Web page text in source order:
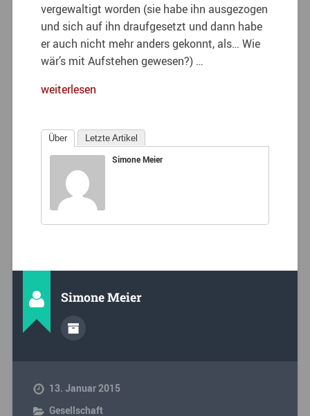
vergewaltigt worden (sie habe ihn ausgezogen
und sich auf ihn draufgesetzt und dann habe
er auch nicht mehr anders gekonnt, als… Wie
wär’s mit Aufstehen gewesen?) …
weiterlesen
Über Letzte Artikel
Simone Meier
Simone Meier
13. Januar 2015
Gesellschaft